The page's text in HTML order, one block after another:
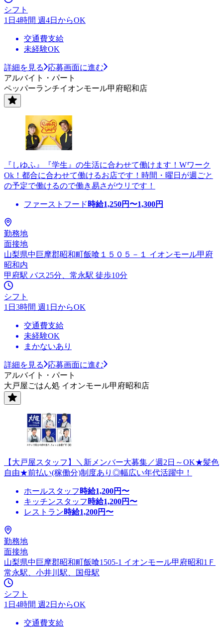
シフト
1日4時間 週4日からOK
交通費支給
未経験OK
詳細を見る
応募画面に進む
アルバイト・パート
ペッパーランチイオンモール甲府昭和店
『しゆふ』『学生』の生活に合わせて働けます！Wワーク
Ok！都合に合わせて働けるお店です！時間・曜日が週ごと
の予定で働けるので働き易さがウリです！
ファーストフード 時給1,250円〜1,300円
勤務地
面接地
山梨県中巨摩郡昭和町飯喰１５０５－１ イオンモール甲府
昭和内
甲府駅 バス25分、常永駅 徒歩10分
シフト
1日3時間 週1日からOK
交通費支給
未経験OK
まかないあり
詳細を見る
応募画面に進む
アルバイト・パート
大戸屋ごはん処 イオンモール甲府昭和店
【大戸屋スタッフ】＼新メンバー大募集／週2日～OK★髪色
自由★前払い(稼働分)制度あり◎幅広い年代活躍中！
ホールスタッフ 時給1,200円〜
キッチンスタッフ 時給1,200円〜
レストラン時給1,200円〜
勤務地
面接地
山梨県中巨摩郡昭和町飯喰1505-1 イオンモール甲府昭和1Ｆ
常永駅、小井川駅、国母駅
シフト
1日4時間 週2日からOK
交通費支給